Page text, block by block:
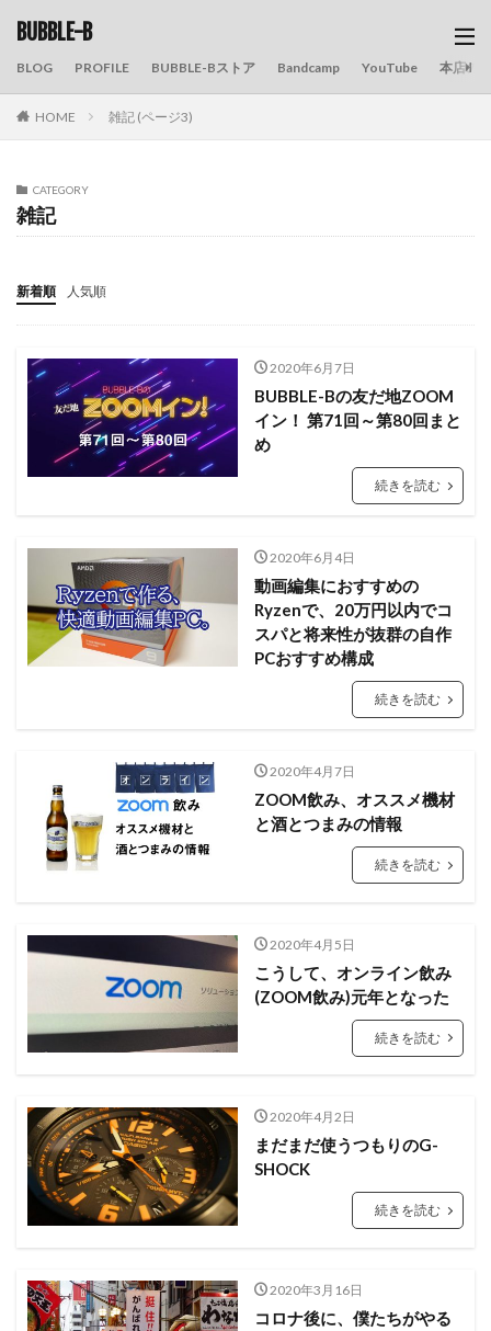
BUBBLE-B
BLOG PROFILE BUBBLE-Bストア Bandcamp YouTube 本店の旅
HOME 雑記 (ページ3)
CATEGORY
雑記
新着順 人気順
2020年6月7日
BUBBLE-Bの友だ地ZOOM
イン！ 第71回～第80回まと
め
続きを読む
2020年6月4日
動画編集におすすめの
Ryzenで、20万円以内でコ
スパと将来性が抜群の自作
PCおすすめ構成
続きを読む
2020年4月7日
ZOOM飲み、オススメ機材
と酒とつまみの情報
続きを読む
2020年4月5日
こうして、オンライン飲み
(ZOOM飲み)元年となった
続きを読む
2020年4月2日
まだまだ使うつもりのG-
SHOCK
続きを読む
2020年3月16日
コロナ後に、僕たちがやる